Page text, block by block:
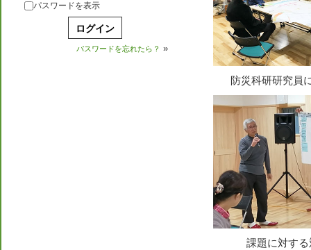
パスワードを表示
パスワードを忘れたら？ »
防災科研研究
課題に対す